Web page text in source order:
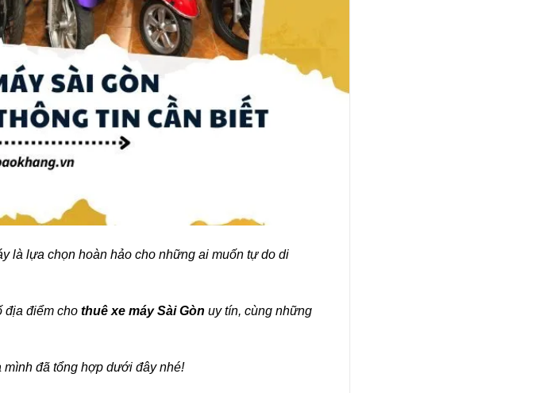
là lựa chọn hoàn hảo cho những ai muốn tự do di
địa điểm cho thuê xe máy Sài Gòn uy tín, cùng những
đã tổng hợp dưới đây nhé!